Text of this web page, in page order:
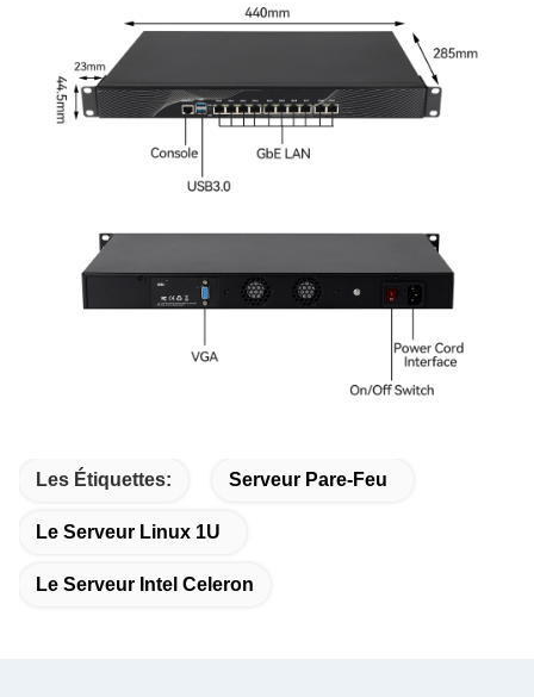
Les Étiquettes: Serveur Pare-Feu
Le Serveur Linux 1U
Le Serveur Intel Celeron